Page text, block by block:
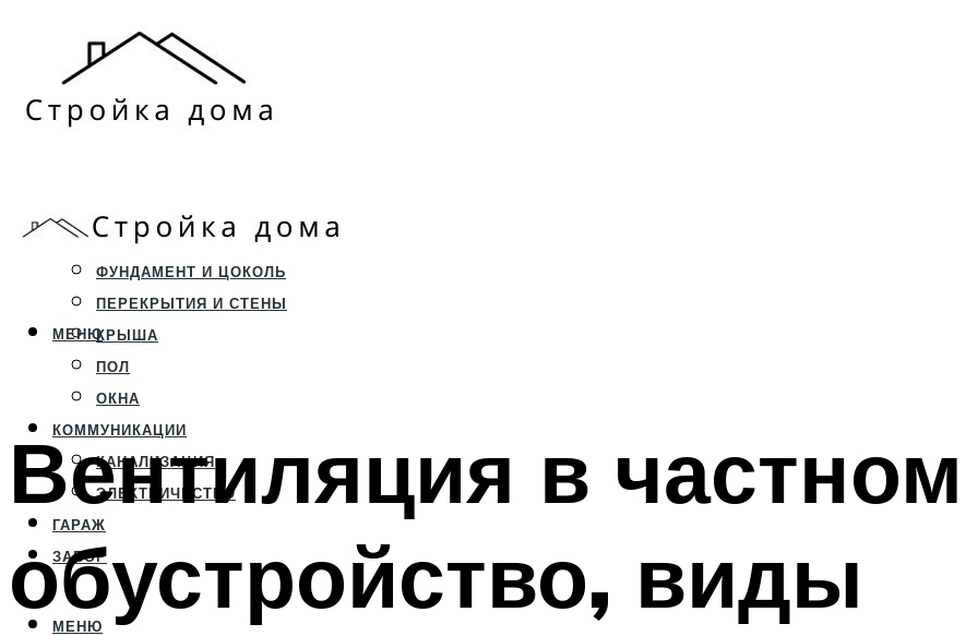
СТРОИТЕЛЬСТВО
ФУНДАМЕНТ И ЦОКОЛЬ
ПЕРЕКРЫТИЯ И СТЕНЫ
КРЫША
ПОЛ
ОКНА
КОММУНИКАЦИИ
КАНАЛИЗАЦИЯ
ЭЛЕКТРИЧЕСТВО
ГАРАЖ
ЗАБОР
МЕНЮ
МЕНЮ
Вентиляция в
обустройство, виды